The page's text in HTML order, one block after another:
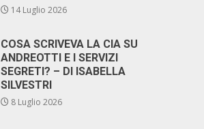
14 Luglio 2026
COSA SCRIVEVA LA CIA SU
ANDREOTTI E I SERVIZI
SEGRETI? – DI ISABELLA
SILVESTRI
8 Luglio 2026